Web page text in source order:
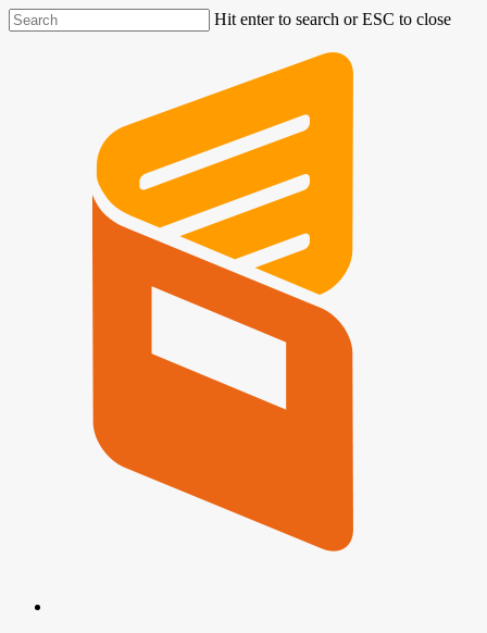
Hit enter to search or ESC to close